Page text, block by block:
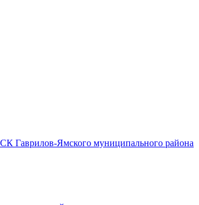
Гаврилов-Ямского муниципального района